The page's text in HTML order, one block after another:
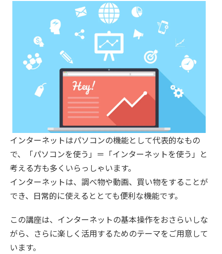
インターネットはパソコンの機能として代表的なもの
で、「パソコンを使う」＝「インターネットを使う」と
考える方も多くいらっしゃいます。
インターネットは、調べ物や動画、買い物をすることが
でき、日常的に使えるととても便利な機能です。
この講座は、インターネットの基本操作をおさらいしな
がら、さらに楽しく活用するためのテーマをご用意して
います。